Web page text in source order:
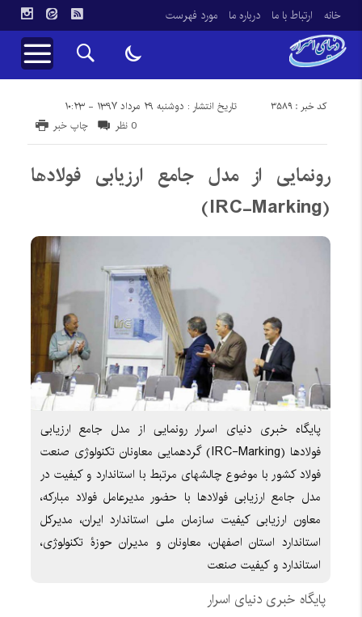
خانه ارتباط با ما درباره ما مورد فهرست
تاریخ انتشار : دوشنبه ۲۹ مرداد ۱۳۹۷ - ۱۰:۲۳ کد خبر : 3589
چاپ خبر 0 نظر
رونمایی از مدل جامع ارزیابی فولادها
(IRC-Marking)
پایگاه خبری دنیای اسرار رونمایی از مدل جامع ارزیابی
فولادها (IRC-Marking) گردهمایی معاونان تکنولوژی صنعت
فولاد کشور با موضوع چالشهای مرتبط با استاندارد و کیفیت در
مدل جامع ارزیابی فولادها با حضور مدیرعامل فولاد مبارکه،
معاون ارزیابی کیفیت سازمان ملی استاندارد ایران، مدیرکل
استاندارد استان اصفهان، معاونان و مدیران حوزۀ تکنولوژی،
استاندارد و کیفیت صنعت
پایگاه خبری دنیای اسرار